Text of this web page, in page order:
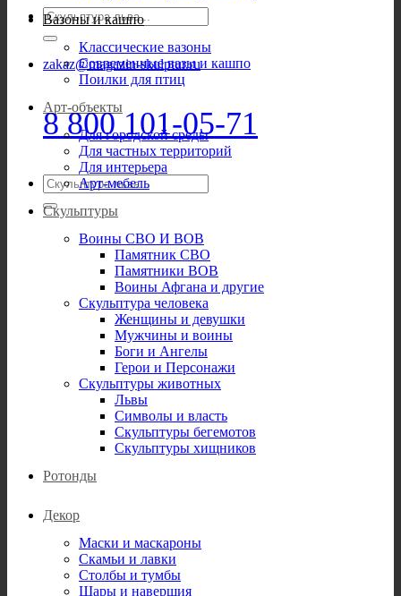
Искать:
zakaz@magazin-skulptur.ru
8 800 101-05-71
Искать:
Вазоны и кашпо
Классические вазоны
Современные вазы и кашпо
Поилки для птиц
Арт-объекты
Для городской среды
Для частных территорий
Для интерьера
Арт-мебель
Скульптуры
Воины СВО И ВОВ
Памятник СВО
Памятники ВОВ
Воины Афгана и другие
Скульптура человека
Женщины и девушки
Мужчины и воины
Боги и Ангелы
Герои и Персонажи
Скульптуры животных
Львы
Символы и власть
Скульптуры бегемотов
Скульптуры хищников
Ротонды
Декор
Маски и маскароны
Скамьи и лавки
Столбы и тумбы
Шары и навершия